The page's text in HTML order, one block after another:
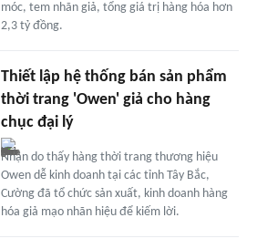
móc, tem nhãn giả, tổng giá trị hàng hóa hơn
2,3 tỷ đồng.
Thiết lập hệ thống bán sản phẩm
thời trang 'Owen' giả cho hàng
chục đại lý
Nhận do thấy hàng thời trang thương hiệu
Owen dễ kinh doanh tại các tỉnh Tây Bắc,
Cường đã tổ chức sản xuất, kinh doanh hàng
hóa giả mạo nhãn hiệu để kiếm lời.